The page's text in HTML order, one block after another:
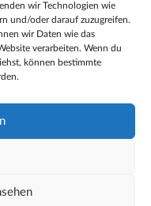
wir Technologien wie
und/oder darauf zuzugreifen.
wir Daten wie das
verarbeiten. Wenn du
können bestimmte
und öffentlichen Lebens
Auseinandersetzung
des Evangeliums heraus
Leben verantwortlich zu
handeln.
(EU)